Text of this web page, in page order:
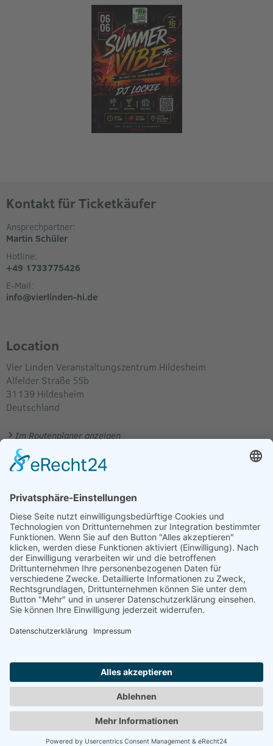
Kontakt für Ticketkäufer
Ansprechpartner:
Martin Schüler
Hotline:
+49 1733775426
E-Mail:
info@vierlinden-hi.de
Location
Vier Linden Veranstaltungszentrum Hildesheim
Alfelder Straße 55b
31139 Hildesheim
Deutschland
Im Routenplaner anzeigen
Verkäufer
Vier Linden Veranstaltungszentrum
Alfelder Straße 55b
31139 Hildesheim
Deutschland
Telefon: +49 1733775426
E-Mail:
info@vierlinden-hi.de
Internet:
vierlinden-hi.de
Hier finden Sie dieDatenschutzerkärung
des Verkäufers.